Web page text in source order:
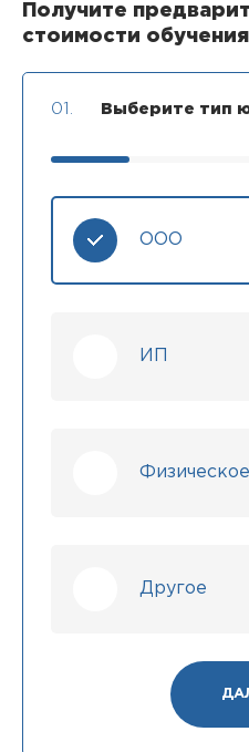
Получите
стоимости обучения
01. Выберите тип
ООО
ИП
Другое